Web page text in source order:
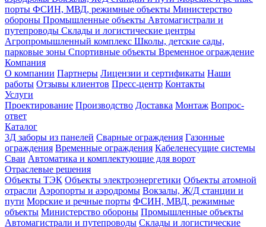
порты ФСИН, МВД, режимные объекты Министерство
обороны Промышленные объекты Автомагистрали и
путепроводы Склады и логистические центры
Агропромышленный комплекс Школы, детские сады,
парковые зоны Спортивные объекты Временное ограждение
Компания
О компании Партнеры Лицензии и сертификаты Наши
работы Отзывы клиентов Пресс-центр Контакты
Услуги
Проектирование Производство Доставка Монтаж Вопрос-
ответ
Каталог
3Д заборы из панелей Сварные ограждения Газонные
ограждения Временные ограждения Кабеленесущие системы
Cваи Автоматика и комплектующие для ворот
Отраслевые решения
Объекты ТЭК Объекты электроэнергетики Объекты атомной
отрасли Аэропорты и аэродромы Вокзалы, Ж/Д станции и
пути Морские и речные порты ФСИН, МВД, режимные
объекты Министерство обороны Промышленные объекты
Автомагистрали и путепроводы Склады и логистические